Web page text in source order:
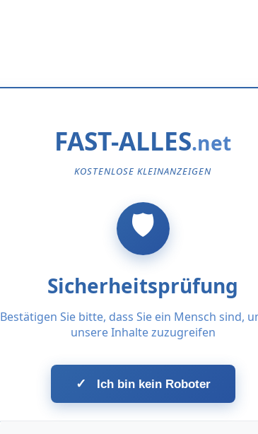
FAST-ALLES
KOSTENLOSE KLEINANZEIGEN
Sicherheitsprüfung
Bestätigen Sie bitte, dass Sie ein Mensch sind,
unsere Inhalte zuzugreifen
✓ Ich bin kein Roboter